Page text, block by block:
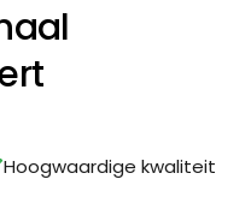
Hoogwaardige kwaliteit